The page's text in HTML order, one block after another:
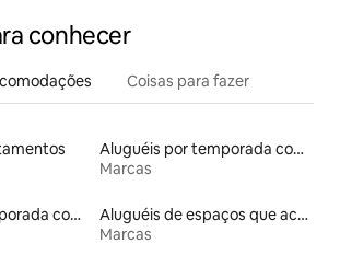
conhecer
Coisas para fazer
Aluguéis por temporada com sauna
Marcas
Aluguéis por temporada com suítes privativas
Aluguéis de espaços que aceitam animais de estimação
Marcas